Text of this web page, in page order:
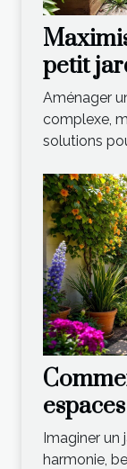
petit
astuces
Aménager
complexe,
solutions
Imaginer un
harmonie,